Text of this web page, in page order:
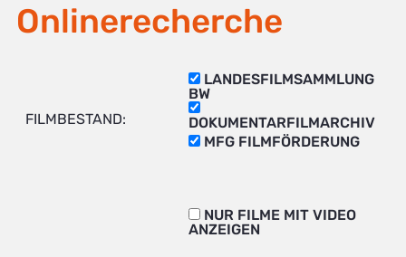
Onlinerecherche
FILMBESTAND:
LANDESFILMSAMMLUNG
BW
DOKUMENTARFILMARCHIV
MFG FILMFÖRDERUNG
NUR FILME MIT VIDEO
ANZEIGEN